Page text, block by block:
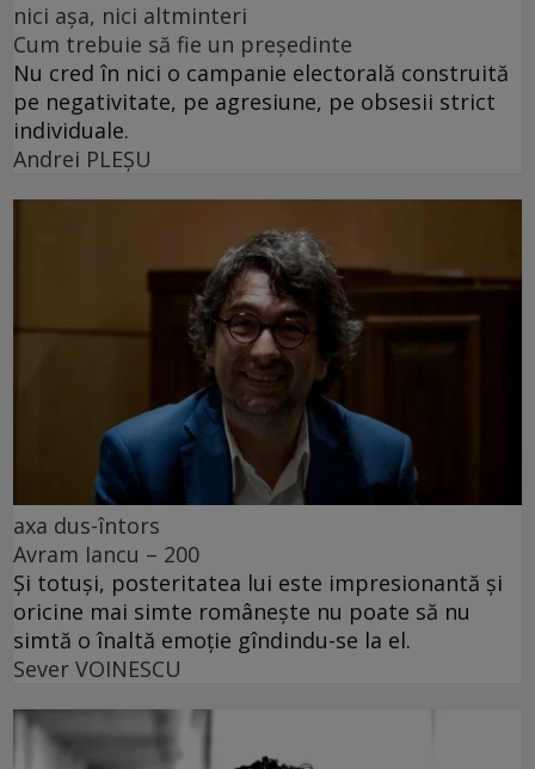
nici așa, nici altminteri
Cum trebuie să fie un președinte
Nu cred în nici o campanie electorală construită
pe negativitate, pe agresiune, pe obsesii strict
individuale.
Andrei PLEŞU
axa dus-întors
Avram Iancu – 200
Și totuși, posteritatea lui este impresionantă și
oricine mai simte românește nu poate să nu
simtă o înaltă emoție gîndindu-se la el.
Sever VOINESCU